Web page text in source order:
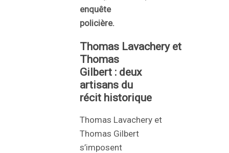
enquête
policière.
Thomas Lavachery et
Thomas
Gilbert : deux
artisans du
récit historique
Thomas Lavachery et
Thomas Gilbert
s’imposent